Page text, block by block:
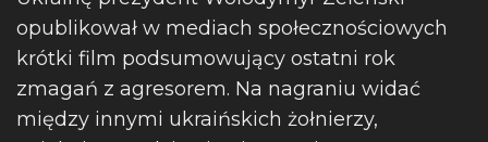
opublikował w mediach społecznościowych
krótki film podsumowujący ostatni rok
zmagań z agresorem. Na nagraniu widać
między innymi ukraińskich żołnierzy,